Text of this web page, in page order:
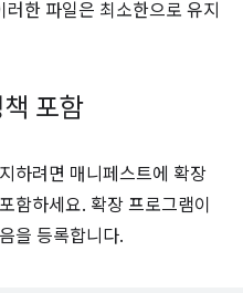
한 파일은 최소한으로 유지
포함
하려면 매니페스트에 확장
함하세요. 확장 프로그램이
을 등록합니다.